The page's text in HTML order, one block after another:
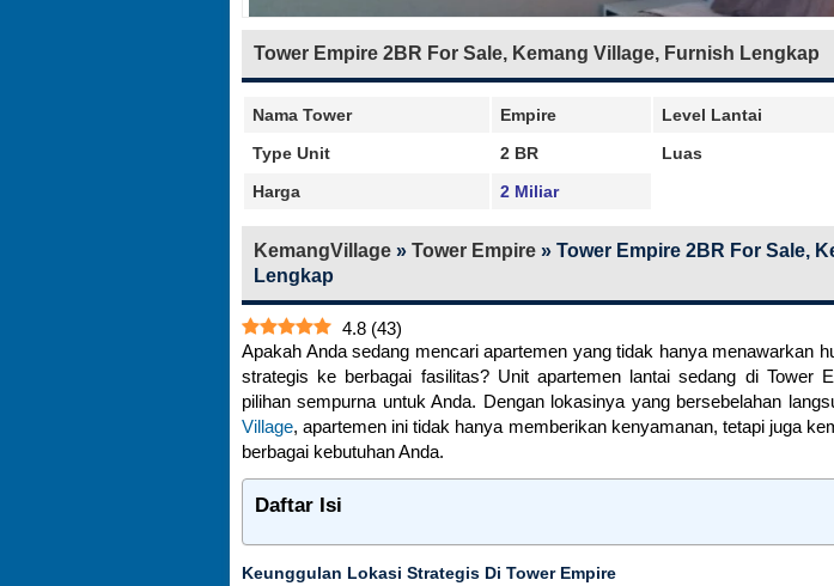
Tower Empire 2BR For Sale, Kemang Village, Furnish Lengkap
Nama Tower Empire Level Lantai
Type Unit
2 BR Luas
Harga
2 Miliar
KemangVillage » Tower Empire » Tower Empire 2BR For Sale,
Lengkap
4.8 (43)
Apakah Anda sedang mencari apartemen yang tidak hanya menawarkan
strategis ke berbagai fasilitas? Unit apartemen lantai sedang di Tower
pilihan sempurna untuk Anda. Dengan lokasinya yang bersebelahan
Village, apartemen ini tidak hanya memberikan kenyamanan, tetapi juga
berbagai kebutuhan Anda.
Daftar Isi
Keunggulan Lokasi Strategis Di Tower Empire